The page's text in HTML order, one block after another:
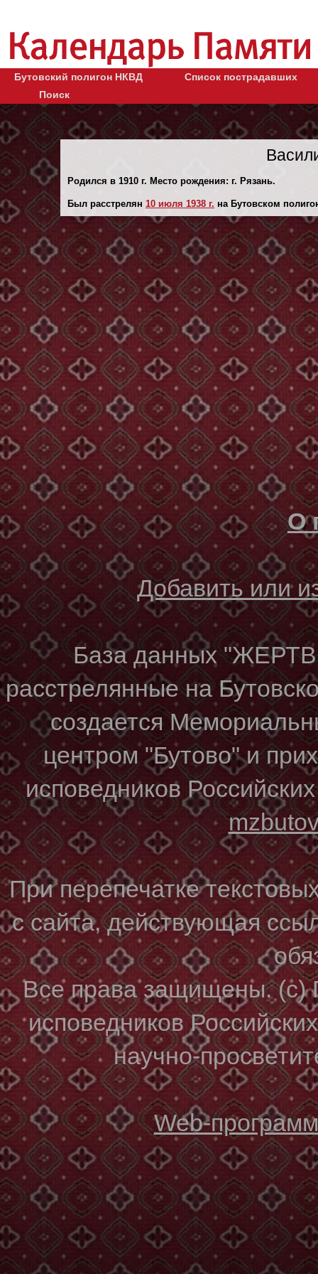
Бутовский полигон НКВД
Список пострадавших
Поиск
Родился в 1910 г. Место рождения: г. Рязань.
Был расстрелян 10 июля 1938 г. на Бутовском
О
Добавить или
База данных
расстрелянные на
создается
центром "Бутово" и
исповедников
При перепечатке
с сайта, действующая
Все права защищены. (с)
исповедников
научно-
Web-